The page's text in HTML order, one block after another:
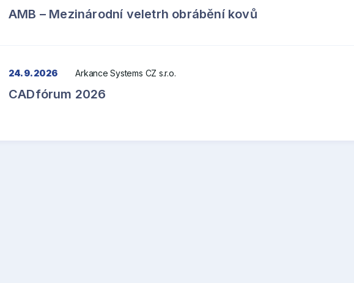
AMB – Mezinárodní veletrh obrábění kovů
24. 9. 2026 Arkance Systems CZ s.r.o.
CADfórum 2026